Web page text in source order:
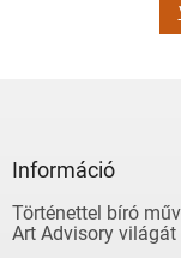
Információ
Történettel bíró
Art Advisory világát